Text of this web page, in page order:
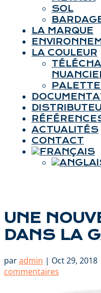
SOL
LA MARQUE
LA COULEUR
ACTUALITÉS
CONTACT
UNE
DANS LA
paradmin | Oct 29, 2018
commentaires